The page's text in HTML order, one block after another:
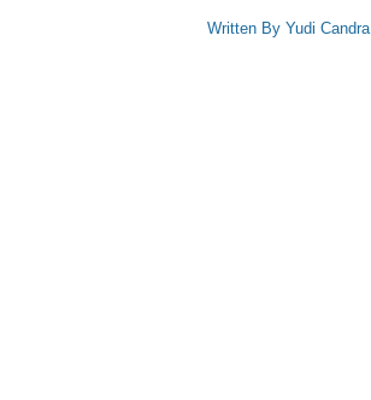
Written By Yudi Candra